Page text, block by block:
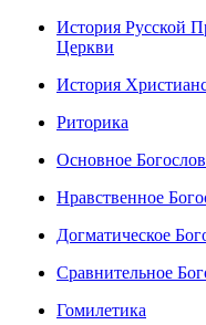
История Русской
Церкви
История
Риторика
Основное
Нравственное
Догматическое
Сравнительное
Гомилетика